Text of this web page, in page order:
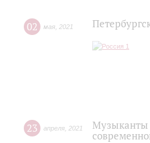
02 мая 2021
23 апреля 2021
Музыканты